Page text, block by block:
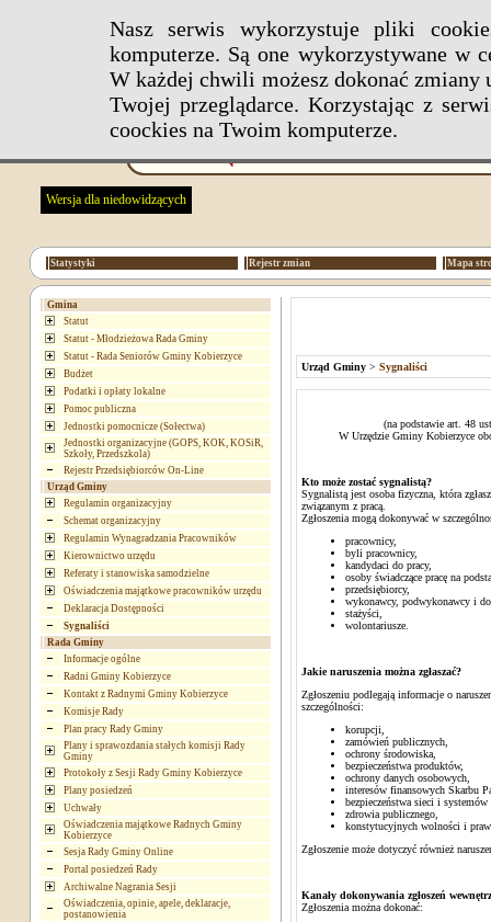
Nasz serwis wykorzystuje pliki
komputerze. Są one wykorzystywane w
W każdej chwili możesz dokonać
Twojej przeglądarce. Korzystając z
coockies na Twoim komputerze.
Wersja dla niedowidzących
Statystyki Rejestr zmian Mapa
Gmina
Statut
Statut - Młodzieżowa Rada Gminy
Statut - Rada Seniorów Gminy Kobierzyce
Budżet
Podatki i opłaty lokalne
Pomoc publiczna
Jednostki pomocnicze (Sołectwa)
Jednostki organizacyjne (GOPS, KOK, KOSiR,
Szkoły, Przedszkola)
Rejestr Przedsiębiorców On-Line
Urząd Gminy
Regulamin organizacyjny
Schemat organizacyjny
Regulamin Wynagradzania Pracowników
Kierownictwo urzędu
Referaty i stanowiska samodzielne
Oświadczenia majątkowe pracowników urzędu
Deklaracja Dostępności
Sygnaliści
Rada Gminy
Informacje ogólne
Radni Gminy Kobierzyce
Kontakt z Radnymi Gminy Kobierzyce
Komisje Rady
Plan pracy Rady Gminy
Plany i sprawozdania stałych komisji Rady
Gminy
Protokoły z Sesji Rady Gminy Kobierzyce
Plany posiedzeń
Uchwały
Oświadczenia majątkowe Radnych Gminy
Kobierzyce
Sesja Rady Gminy Online
Portal posiedzeń Rady
Archiwalne Nagrania Sesji
Oświadczenia, opinie, apele, deklaracje,
postanowienia
Urząd Gminy> Sygnaliści
(na podstawie art. 48
W Urzędzie Gminy Kobierzyce
Kto może zostać sygnalistą?
Sygnalistą jest osoba fizyczna, która
związanym z pracą.
Zgłoszenia mogą dokonywać w
pracownicy,
byli pracownicy,
kandydaci do pracy,
osoby świadczące pracę na
przedsiębiorcy,
wykonawcy, podwykonawcy i
stażyści,
wolontariusze.
Jakie naruszenia można zgłaszać?
Zgłoszeniu podlegają informacje o
szczególności:
korupcji,
zamówień publicznych,
ochrony środowiska,
bezpieczeństwa produktów,
ochrony danych osobowych,
interesów finansowych Skarbu
bezpieczeństwa sieci i
zdrowia publicznego,
konstytucyjnych wolności i praw
Zgłoszenie może dotyczyć również
Kanały dokonywania zgłoszeń
Zgłoszenia można dokonać: